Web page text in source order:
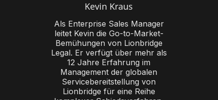
Kevin Kraus
Als Enterprise Sales Manager
leitet Kevin die Go-to-Market-
Bemühungen von Lionbridge
Legal. Er verfügt über mehr als
12 Jahre Erfahrung im
Management der globalen
Servicebereitstellung von
Lionbridge für eine Reihe